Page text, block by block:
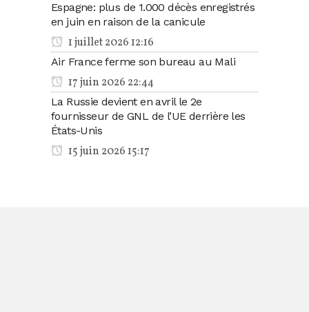
Espagne: plus de 1.000 décès enregistrés
en juin en raison de la canicule
1 juillet 2026 12:16
Air France ferme son bureau au Mali
17 juin 2026 22:44
La Russie devient en avril le 2e
fournisseur de GNL de l’UE derrière les
États-Unis
15 juin 2026 15:17